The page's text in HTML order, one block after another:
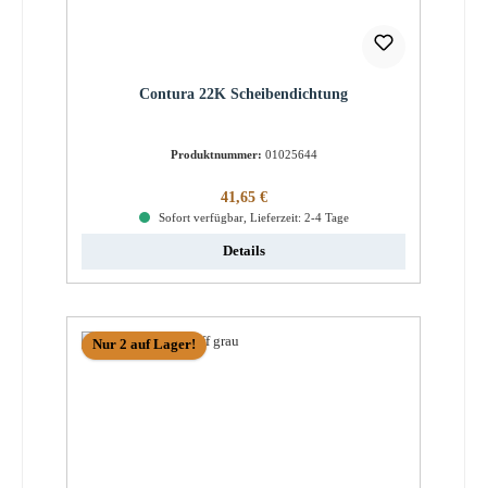
Contura 22K Scheibendichtung
Produktnummer: 01025644
Regulärer Preis:
41,65 €
Sofort verfügbar, Lieferzeit: 2-4 Tage
Details
Nur 2 auf Lager!